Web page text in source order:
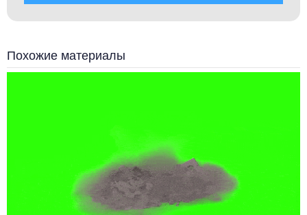
Похожие материалы